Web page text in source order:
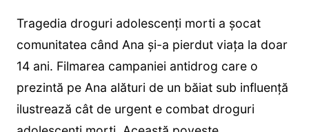
Tragedia droguri adolescenți morti a șocat
comunitatea când Ana și-a pierdut viața la doar
14 ani. Filmarea campaniei antidrog care o
prezintă pe Ana alături de un băiat sub influență
ilustrează cât de urgent e combat droguri